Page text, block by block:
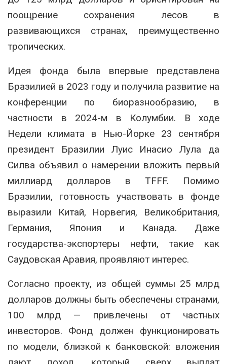
поощрение сохранения лесов в
развивающихся странах, преимущественно
тропических.
Идея фонда была впервые представлена
Бразилией в 2023 году и получила развитие на
конференции по биоразнообразию, в
частности в 2024-м в Колумбии. В ходе
Недели климата в Нью-Йорке 23 сентября
президент Бразилии Луис Инасио Лула да
Силва объявил о намерении вложить первый
миллиард долларов в TFFF. Помимо
Бразилии, готовность участвовать в фонде
выразили Китай, Норвегия, Великобритания,
Германия, Япония и Канада. Даже
государства-экспортеры нефти, такие как
Саудовская Аравия, проявляют интерес.
Согласно проекту, из общей суммы 25 млрд
долларов должны быть обеспечены странами,
100 млрд — привлечены от частных
инвесторов. Фонд должен функционировать
по модели, близкой к банковской: вложения